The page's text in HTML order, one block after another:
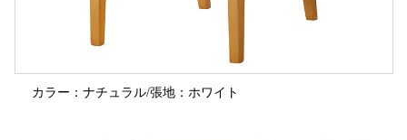
カラー：ナチュラル/張地：ホワイト